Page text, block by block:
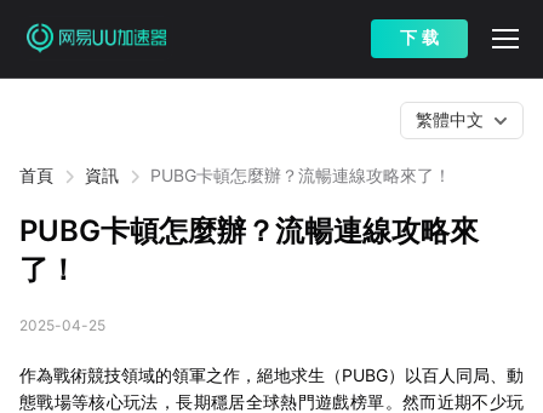
下 载
首頁 資訊 PUBG卡頓怎麼辦？流暢連線攻略來了！
繁體中文
PUBG卡頓怎麼辦？流暢連線攻略來
了！
2025-04-25
作為戰術競技領域的領軍之作，絕地求生（PUBG）以百人同局、動
態戰場等核心玩法，長期穩居全球熱門遊戲榜單。然而近期不少玩